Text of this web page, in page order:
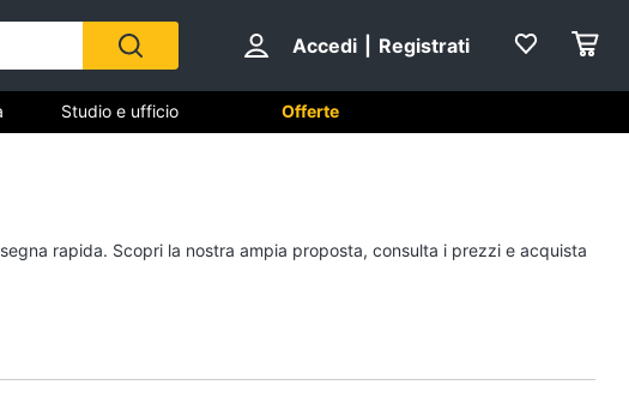
Accedi Registrati
Peluche
Studio e ufficio Offerte
rapida. Scopri la nostra ampia proposta, consulta i prezzi e acquista